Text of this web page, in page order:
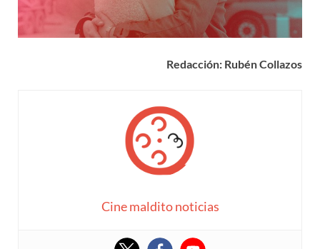
Redacción: Rubén Collazos
Cine maldito noticias